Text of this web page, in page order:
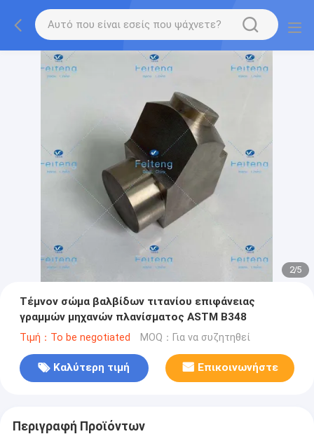
2/5
Τέμνον σώμα βαλβίδων τιτανίου επιφάνειας
γραμμών μηχανών πλανίσματος ASTM B348
Τιμή：To be negotiated MOQ：Για να συζητηθεί
Καλύτερη τιμή Επικοινωνήστε
Περιγραφή Προϊόντων